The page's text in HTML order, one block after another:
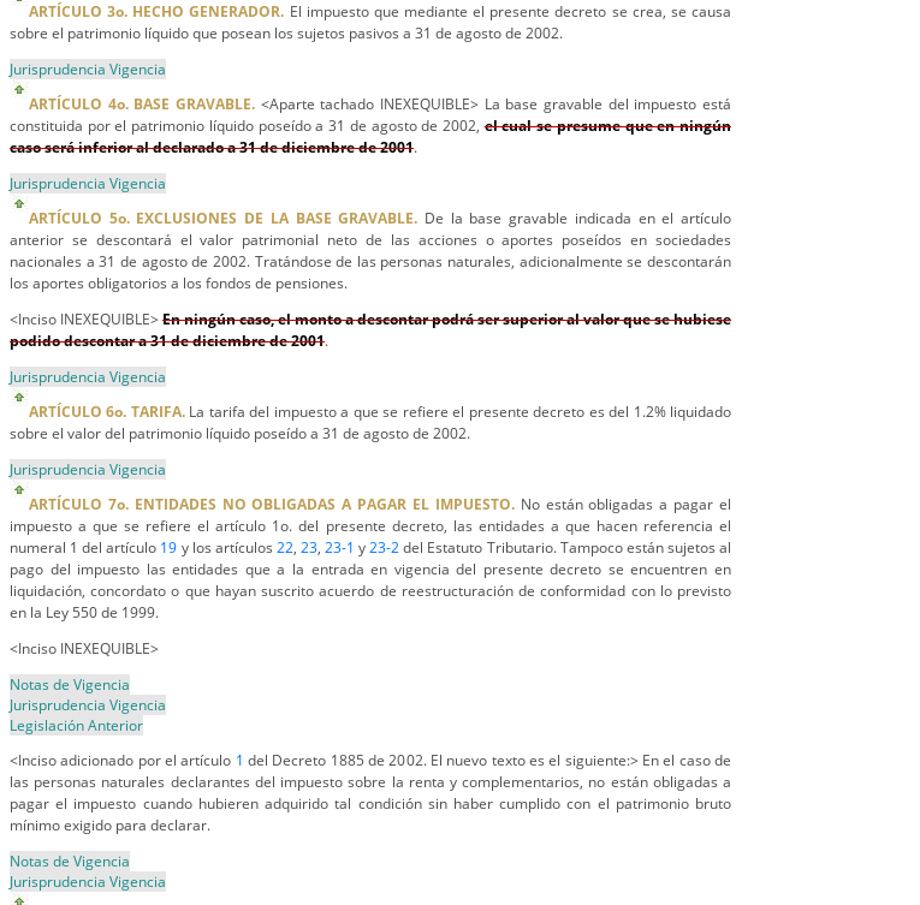
ARTÍCULO 3o. HECHO GENERADOR. El impuesto que mediante el presente decreto se crea, se causa
sobre el patrimonio líquido que posean los sujetos pasivos a 31 de agosto de 2002.
Jurisprudencia Vigencia
ARTÍCULO 4o. BASE GRAVABLE. <Aparte tachado INEXEQUIBLE> La base gravable del impuesto está
constituida por el patrimonio líquido poseído a 31 de agosto de 2002,el cual se presume que en ningún
caso será inferior al declarado a 31 de diciembre de 2001.
Jurisprudencia Vigencia
ARTÍCULO 5o. EXCLUSIONES DE LA BASE GRAVABLE. De la base gravable indicada en el artículo
anterior se descontará el valor patrimonial neto de las acciones o aportes poseídos en sociedades
nacionales a 31 de agosto de 2002. Tratándose de las personas naturales, adicionalmente se descontarán
los aportes obligatorios a los fondos de pensiones.
<Inciso INEXEQUIBLE> En ningún caso, el monto a descontar podrá ser superior al valor que se hubiese
podido descontar a 31 de diciembre de 2001.
Jurisprudencia Vigencia
ARTÍCULO 6o. TARIFA.La tarifa del impuesto a que se refiere el presente decreto es del 1.2% liquidado
sobre el valor del patrimonio líquido poseído a 31 de agosto de 2002.
Jurisprudencia Vigencia
ARTÍCULO 7o. ENTIDADES NO OBLIGADAS A PAGAR EL IMPUESTO.No están obligadas a pagar el
impuesto a que se refiere el artículo 1o. del presente decreto, las entidades a que hacen referencia el
numeral 1 del artículo 19 y los artículos 22, 23,23-1 y23-2del Estatuto Tributario. Tampoco están sujetos al
pago del impuesto las entidades que a la entrada en vigencia del presente decreto se encuentren en
liquidación, concordato o que hayan suscrito acuerdo de reestructuración de conformidad con lo previsto
en la Ley 550 de 1999.
<Inciso INEXEQUIBLE>
Notas de Vigencia
Jurisprudencia Vigencia
Legislación Anterior
<Inciso adicionado por el artículo 1 del Decreto 1885 de 2002. El nuevo texto es el siguiente:> En el caso de
las personas naturales declarantes del impuesto sobre la renta y complementarios, no están obligadas a
pagar el impuesto cuando hubieren adquirido tal condición sin haber cumplido con el patrimonio bruto
mínimo exigido para declarar.
Notas de Vigencia
Jurisprudencia Vigencia